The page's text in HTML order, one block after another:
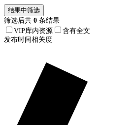
结果中筛选
筛选后共 0 条结果
VIP库内资源
含有全文
发布时间相关度